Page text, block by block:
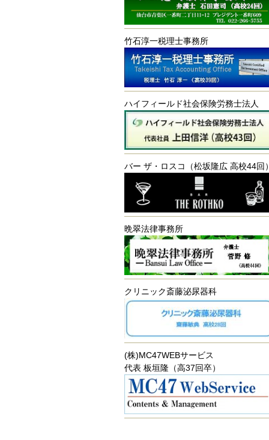
竹石淳一税理士事務所
ハイフィールド社会保険労務士法人
バー ザ・ロスコ（松坂隆広 高校44回）
晩翠法律事務所
クリニック斎藤泌尿器科
(株)MC47WEBサービス
代表 板垣隆（高37回卒）